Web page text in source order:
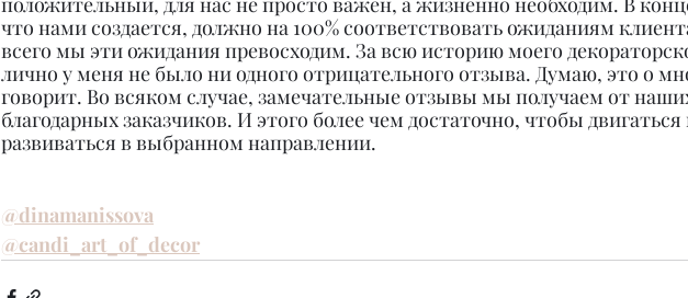
что нами создается, должно на 100% соответствовать ожиданиям
всего мы эти ожидания превосходим. За всю историю моего
лично у меня не было ни одного отрицательного отзыва. Думаю, это о
говорит. Во всяком случае, замечательные отзывы мы получаем от
благодарных заказчиков. И этого более чем достаточно, чтобы двигаться
развиваться в выбранном направлении.
@dinamanissova
@candi_art_of_decor